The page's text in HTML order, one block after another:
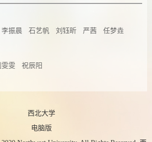
李振晨 石艺帆 刘钰昕 严茜 任梦垚
雯雯 祝辰阳
西北大学
电脑版